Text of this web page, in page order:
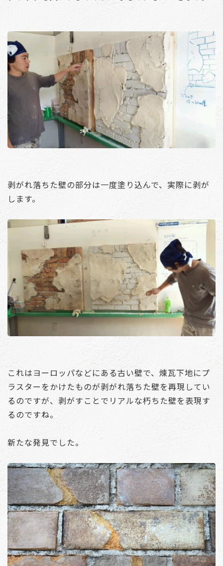
剥がれ落ちた壁の部分は一度塗り込んで、実際に剥が
します。
これはヨーロッパなどにある古い壁で、煉瓦下地にプ
ラスターをかけたものが剥がれ落ちた壁を再現してい
るのですが、剥がすことでリアルな朽ちた壁を表現す
るのですね。
新たな発見でした。